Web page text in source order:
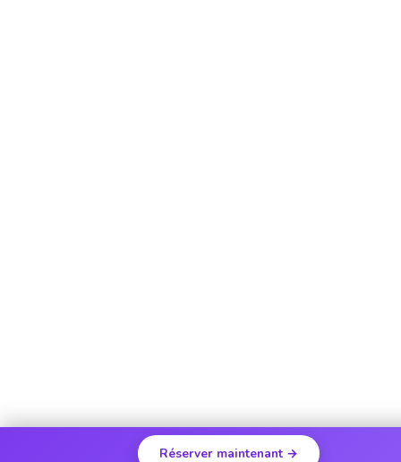
Réserver maintenant →